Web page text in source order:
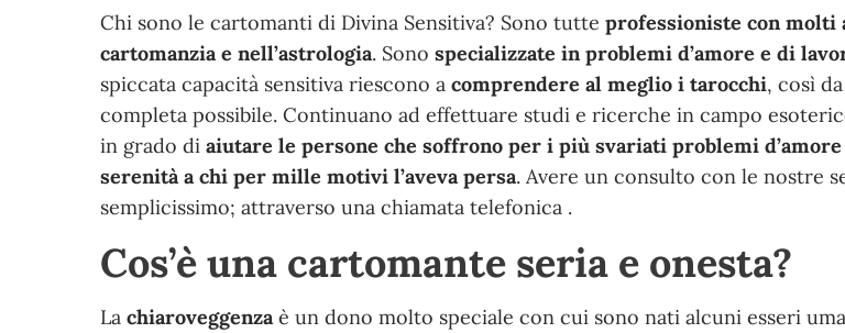
Chi sono le cartomanti di Divina Sensitiva? Sono tutteprofessioniste con molti
cartomanzia e nell’astrologia. Sonospecializzate in problemi d’amore e di
spiccata capacità sensitiva riescono acomprendere al meglio i tarocchi, così
completa possibile. Continuano ad effettuare studi e ricerche in campo
in grado diaiutare le persone che soffrono per i più svariati problemi
serenità a chi per mille motivi l’aveva persa. Avere un consulto con le nostre
semplicissimo; attraverso una chiamata telefonica .
Cos’è una cartomante seria e onesta?
Lachiaroveggenzaè un dono molto speciale con cui sono nati alcuni esseri